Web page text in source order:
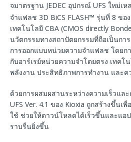
จมาตรฐาน JEDEC อุปกรณ์ UFS ใหม่เ
จำแฟลช 3D BiCS FLASH™ รุ่นที่ 8 ขอ
เทคโนโลยี CBA (CMOS directly
นวัตกรรมทางสถาปัตยกรรมที่ถือเป็นก
การออกแบบหน่วยความจำแฟลช โดยกา
กับอาร์เรย์หน่วยความจำโดยตรง เทคโ
พลังงาน ประสิทธิภาพการทำงาน และ
ด้วยการผสมผสานระหว่างความเร็วแล
UFS Ver. 4.1 ของ Kioxia ถูกสร้างขึ้นเ
ใช้ ช่วยให้ดาวน์โหลดได้เร็วขึ้นและแอ
ราบรื่นยิ่งขึ้น